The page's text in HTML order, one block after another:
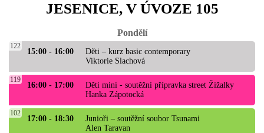
JESENICE, V ÚVOZE 105
Pondělí
15:00 - 16:00
122
Děti – kurz basic contemporary
Viktorie Slachová
16:00 - 17:00
119
Děti mini - soutěžní přípravka street Žížalky
Hanka Zápotocká
17:00 - 18:30
102
Junioři – soutěžní soubor Tsunami
Alen Taravan